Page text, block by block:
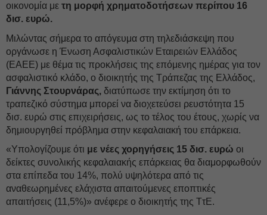
οικονομία με τη μορφή χρηματοδοτήσεων περίπου 16
δισ. ευρώ.
Μιλώντας σήμερα το απόγευμα στη τηλεδιάσκεψη που
οργάνωσε η Ένωση Ασφαλιστικών Εταιρειών Ελλάδος
(ΕΑΕΕ) με θέμα τις προκλήσεις της επόμενης ημέρας για τον
ασφαλιστικό κλάδο, ο διοικητής της Τράπεζας της Ελλάδος,
Γιάννης Στουρνάρας, διατύπωσε την εκτίμηση ότι το
τραπεζικό σύστημα μπορεί να διοχετεύσει ρευστότητα 15
δισ. ευρώ στις επιχειρήσεις, ως το τέλος του έτους, χωρίς να
δημιουργηθεί πρόβλημα στην κεφαλαιακή του επάρκεια.
«Υπολογίζουμε ότι με νέες χορηγήσεις 15 δισ. ευρώ οι
δείκτες συνολικής κεφαλαιακής επάρκειας θα διαμορφωθούν
στα επίπεδα του 14%, πολύ υψηλότερα από τις
αναθεωρημένες ελάχιστα απαιτούμενες εποπτικές
απαιτήσεις (11,5%)» ανέφερε ο διοικητής της ΤτΕ.